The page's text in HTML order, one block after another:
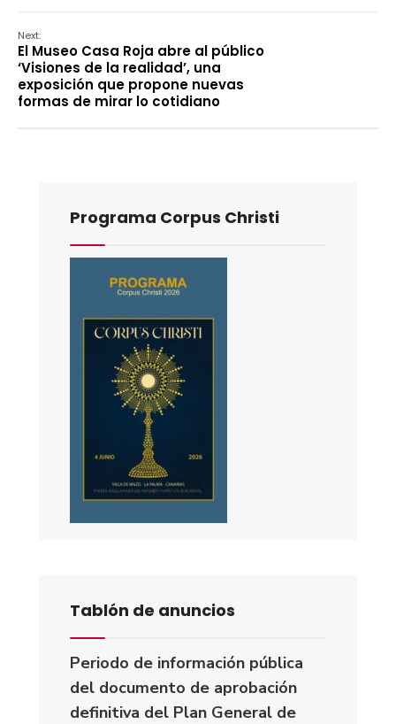
Next:
El Museo Casa Roja abre al público
‘Visiones de la realidad’, una
exposición que propone nuevas
formas de mirar lo cotidiano
Programa Corpus Christi
Tablón de anuncios
Periodo de información pública
del documento de aprobación
definitiva del Plan General de